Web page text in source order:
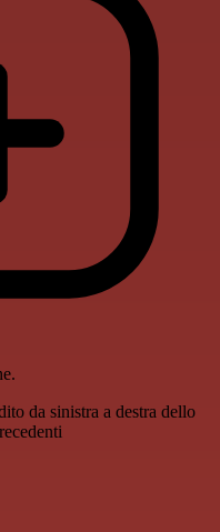
da sinistra a destra dello